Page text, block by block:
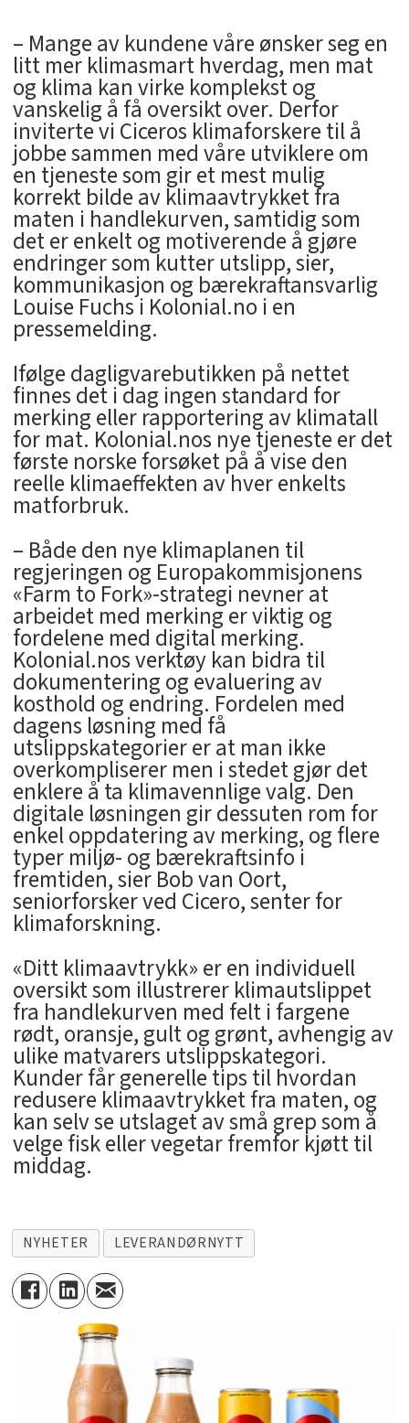
– Mange av kundene våre ønsker seg en
litt mer klimasmart hverdag, men mat
og klima kan virke komplekst og
vanskelig å få oversikt over. Derfor
inviterte vi Ciceros klimaforskere til å
jobbe sammen med våre utviklere om
en tjeneste som gir et mest mulig
korrekt bilde av klimaavtrykket fra
maten i handlekurven, samtidig som
det er enkelt og motiverende å gjøre
endringer som kutter utslipp, sier,
kommunikasjon og bærekraftansvarlig
Louise Fuchs i Kolonial.no i en
pressemelding.
Ifølge dagligvarebutikken på nettet
finnes det i dag ingen standard for
merking eller rapportering av klimatall
for mat. Kolonial.nos nye tjeneste er det
første norske forsøket på å vise den
reelle klimaeffekten av hver enkelts
matforbruk.
– Både den nye klimaplanen til
regjeringen og Europakommisjonens
«Farm to Fork»-strategi nevner at
arbeidet med merking er viktig og
fordelene med digital merking.
Kolonial.nos verktøy kan bidra til
dokumentering og evaluering av
kosthold og endring. Fordelen med
dagens løsning med få
utslippskategorier er at man ikke
overkompliserer men i stedet gjør det
enklere å ta klimavennlige valg. Den
digitale løsningen gir dessuten rom for
enkel oppdatering av merking, og flere
typer miljø- og bærekraftsinfo i
fremtiden, sier Bob van Oort,
seniorforsker ved Cicero, senter for
klimaforskning.
«Ditt klimaavtrykk» er en individuell
oversikt som illustrerer klimautslippet
fra handlekurven med felt i fargene
rødt, oransje, gult og grønt, avhengig av
ulike matvarers utslippskategori.
Kunder får generelle tips til hvordan
redusere klimaavtrykket fra maten, og
kan selv se utslaget av små grep som å
velge fisk eller vegetar fremfor kjøtt til
middag.
NYHETER LEVERANDØRNYTT